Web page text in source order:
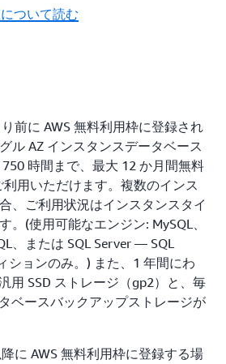
ついて読む
前に AWS 無料利用枠に登録され
ル AZ インスタンスデータベース
時間まで、最大 12 か月間無料
利用いただけます。複数のインス
、ご利用状況はインスタンスタイ
。(使用可能なエンジン: MySQL、
、または SQL Server — SQL
ションのみ。) また、1 年間にわ
用 SSD ストレージ（gp2）と、毎
ベースバックアップストレージが
に AWS 無料利用枠に登録する場